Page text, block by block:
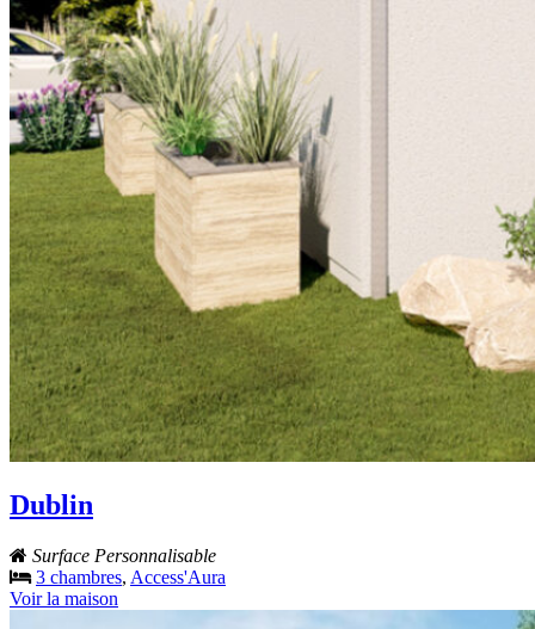
Dublin
Surface Personnalisable
3 chambres, Access'Aura
Voir la maison